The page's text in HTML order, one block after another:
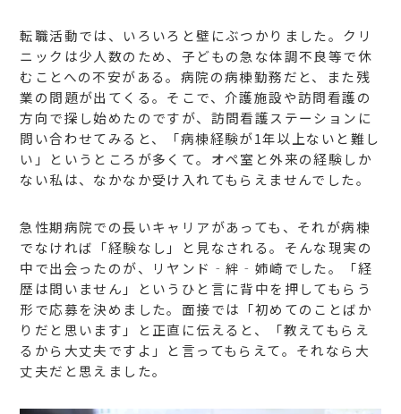
転職活動では、いろいろと壁にぶつかりました。クリ
ニックは少人数のため、子どもの急な体調不良等で休
むことへの不安がある。病院の病棟勤務だと、また残
業の問題が出てくる。そこで、介護施設や訪問看護の
方向で探し始めたのですが、訪問看護ステーションに
問い合わせてみると、「病棟経験が1年以上ないと難し
い」というところが多くて。オペ室と外来の経験しか
ない私は、なかなか受け入れてもらえませんでした。
急性期病院での長いキャリアがあっても、それが病棟
でなければ「経験なし」と見なされる。そんな現実の
中で出会ったのが、リヤンド‐絆‐姉崎でした。「経
歴は問いません」というひと言に背中を押してもらう
形で応募を決めました。 面接では「初めてのことばか
りだと思います」と正直に伝えると、「教えてもらえ
るから大丈夫ですよ」と言ってもらえて。それなら大
丈夫だと思えました。